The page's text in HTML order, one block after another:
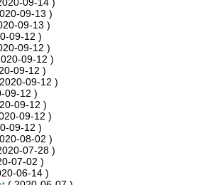
09-13 )
09-13 )
09-12 )
09-12 )
09-12 )
09-12 )
09-12 )
09-12 )
09-12 )
09-12 )
09-12 )
08-02 )
07-28 )
07-02 )
06-14 )